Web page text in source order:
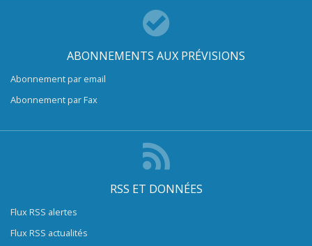
ABONNEMENTS AUX PRÉVISIONS
Abonnement par email
Abonnement par Fax
RSS ET DONNÉES
Flux RSS alertes
Flux RSS actualités